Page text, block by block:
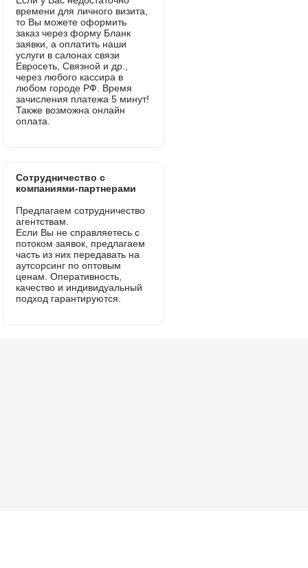
времени для личного визита,
то Вы можете оформить
заказ через форму Бланк
заявки, а оплатить наши
услуги в салонах связи
Евросеть, Связной и др.,
через любого кассира в
любом городе РФ. Время
зачисления платежа 5 минут!
Также возможна онлайн
оплата.
Сотрудничество с
компаниями-партнерами
Предлагаем сотрудничество
агентствам.
Если Вы не справляетесь с
потоком заявок, предлагаем
часть из них передавать на
аутсорсинг по оптовым
ценам. Оперативность,
качество и индивидуальный
подход гарантируются.